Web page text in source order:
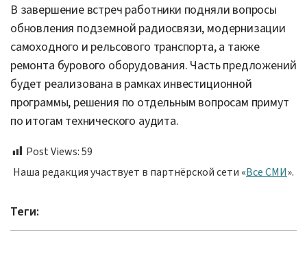
В завершение встреч работники подняли вопросы
обновления подземной радиосвязи, модернизации
самоходного и рельсового транспорта, а также
ремонта бурового оборудования. Часть предложений
будет реализована в рамках инвестиционной
программы, решения по отдельным вопросам примут
по итогам технического аудита.
Post Views:59
Наша редакция участвует в партнёрской сети «Все СМИ».
Теги: